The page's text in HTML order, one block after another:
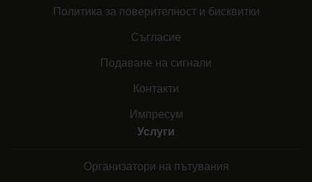
Политика за поверителност и бисквитки
Съгласие
Подаване на сигнали
Контакти
Импресум
Услуги
Организатори на пътувания